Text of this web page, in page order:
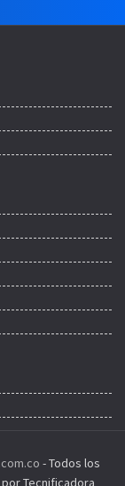
- Todos los
Tecnificadora